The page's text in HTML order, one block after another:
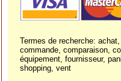
Termes de recherche:
commande, comparaison,
équipement, fournisseur,
shopping, vent